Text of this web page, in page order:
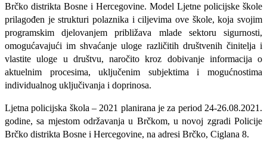
Brčko distrikta Bosne i Hercegovine. Model Ljetne policijske škole
prilagođen je strukturi polaznika i ciljevima ove škole, koja svojim
programskim djelovanjem približava mlade sektoru sigurnosti,
omogućavajući im shvaćanje uloge različitih društvenih činitelja i
vlastite uloge u društvu, naročitokroz dobivanje informacija o
aktuelnim procesima, uključenim subjektima i mogućnostima
individualnog uključivanja i doprinosa.
Ljetna policijska škola – 2021 planirana je za period 24-26.08.2021.
godine, sa mjestom održavanja u Brčkom,u novoj zgradi Policije
Brčko distrikta Bosne i Hercegovine, na adresi Brčko, Ciglana 8.